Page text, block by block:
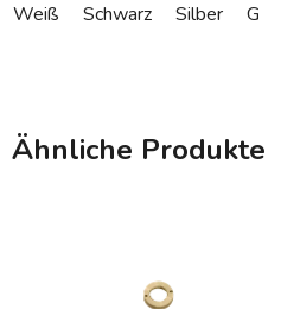
Weiß Schwarz Silber Gold
Ähnliche Produkte